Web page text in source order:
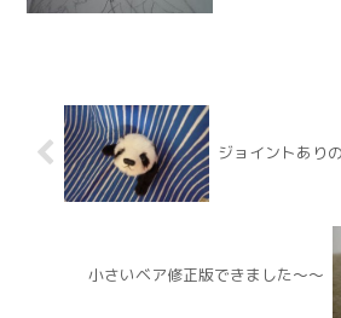
ジョイントあり
小さいベア修正版できました～～